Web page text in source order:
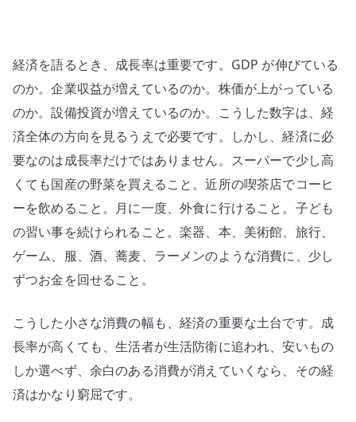
賃
金、
外
食、
味
消
費、
生
活
の
白
の
経済を語るとき、成長率は重要です。GDP が伸びている
のか。企業収益が増えているのか。株価が上がっている
のか。設備投資が増えているのか。こうした数字は、経
済全体の方向を見るうえで必要です。しかし、経済に必
要なのは成長率だけではありません。スーパーで少し高
くても国産の野菜を買えること。近所の喫茶店でコーヒ
ーを飲めること。月に一度、外食に行けること。子ども
の習い事を続けられること。楽器、本、美術館、旅行、
ゲーム、服、酒、蕎麦、ラーメンのような消費に、少し
ずつお金を回せること。
こうした小さな消費の幅も、経済の重要な土台です。成
長率が高くても、生活者が生活防衛に追われ、安いもの
しか選べず、余白のある消費が消えていくなら、その経
済はかなり窮屈です。